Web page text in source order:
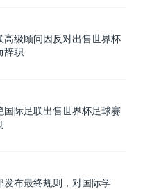
高级顾问因反对出售世界杯
辞职
国际足联出售世界杯足球赛
发布最终规则，对国际学